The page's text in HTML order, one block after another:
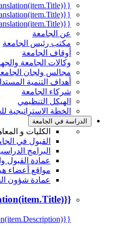
{{mmc.getCurrentTranslation(item.Title)}}
{{mmc.getCurrentTranslation(item.Title)}}
{{mmc.getCurrentTranslation(item.Title)}}
عن الجامعة
مكتب رئيس الجامعة
أوقاف الجامعة
وكالات الجامعة
مجالس ولجان
أهداف التنمية
شركاء الجامعة
الهيكل التنظيمي
الخطة الاستراتيجية
الدراسة في الجامعة
الكليات و
القبول في
البرامج
عمادة القبول
مواقع أعضاء
عمادة شؤون
{{mmc.getCurrentTranslation(item.Title)}}
{{mmc.getCurrentTranslation(item.Description)}}